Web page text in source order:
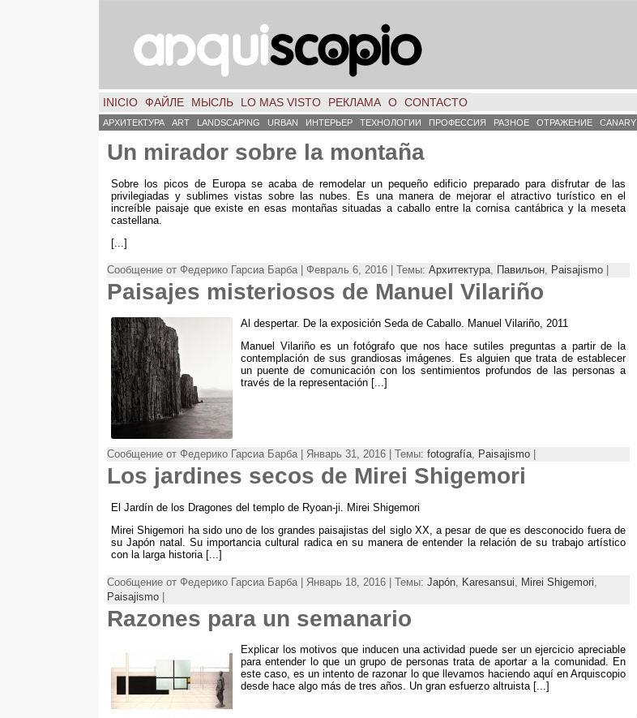
INICIO ФАЙЛЕ МЫСЛЬ LO MAS VISTO РЕКЛАМА О CONTACTO
АРХИТЕКТУРА ART LANDSCAPING URBAN ИНТЕРЬЕР ТЕХНОЛОГИИ ПРОФЕССИЯ РАЗНОЕ ОТРАЖЕНИЕ CANARY
Un mirador sobre la montaña
Sobre los picos de Europa se acaba de remodelar un pequeño edificio preparado para disfrutar de las
privilegiadas y sublimes vistas sobre las nubes
Es una manera de mejorar el atractivo turístico en el
increíble paisaje que existe en esas montañas situadas a caballo entre la cornisa cantábrica y la meseta
castellana
[...]
Сообщение от Федерико Гарсиа Барба | Февраль 6, 2016 | Темы: Архитектура, Павильон, Paisajismo
Paisajes misteriosos de Manuel Vilariño
Al despertar. De la exposición Seda de Caballo. Manuel Vilariño, 2011
Manuel Vilariño es un fotógrafo que nos hace sutiles preguntas a partir de la
contemplación de sus grandiosas imágenes
Es alguien que trata de establecer
un puente de comunicación con los sentimientos profundos de las personas a
través de la representación [...]
Сообщение от Федерико Гарсиа Барба | Январь 31, 2016 | Темы: fotografía, Paisajismo
Los jardines secos de Mirei Shigemori
El Jardín de los Dragones del templo de Ryoan-ji
Mirei Shigemori
Mirei Shigemori ha sido uno de los grandes paisajistas del siglo XX ,a pesar de que es desconocido fuera de
su Japón natal
Su importancia cultural radica en su manera de entender la relación de su trabajo artístico
con la larga historia [...]
Сообщение от Федерико Гарсиа Барба | Январь 18, 2016 | Темы: Japón Karesansui Mirei Shigemori
Paisajismo |
Razones para un semanario
Explicar los motivos que inducen una actividad puede ser un ejercicio apreciable
para entender lo que un grupo de personas trata de aportar a la comunidad. En
este caso,es un intento de razonar lo que llevamos haciendo aquí en Arquiscopio
desde hace algo más de tres años. Un gran esfuerzo altruista[...]